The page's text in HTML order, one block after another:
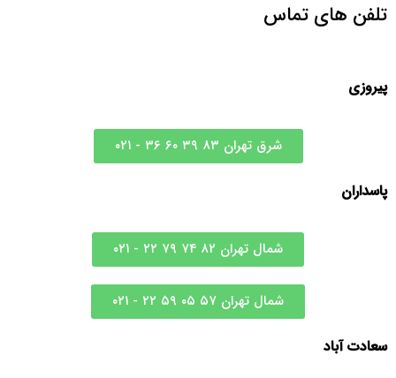
تلفن های تماس
پیروزی
شرق تهران ۸۳ ۳۹ ۶۰ ۳۶ - ۰۲۱
پاسداران
شمال تهران ۸۲ ۷۴ ۷۹ ۲۲ - ۰۲۱
شمال تهران ۵۷ ۰۵ ۵۹ ۲۲ - ۰۲۱
سعادت آباد